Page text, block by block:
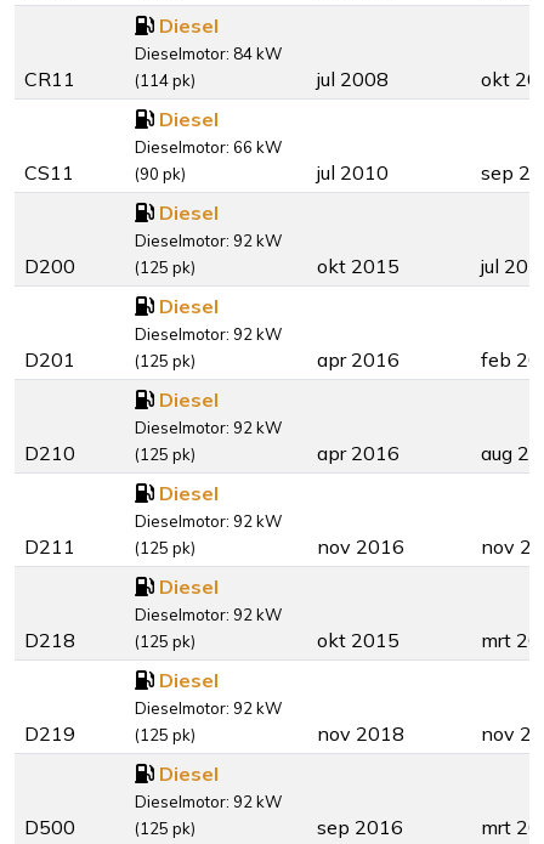
CR11
Diesel
Dieselmotor: 84 kW
(114 pk)
jul 2008 okt
CS11
Diesel
Dieselmotor: 66 kW
(90 pk)
jul 2010 sep
D200
Diesel
Dieselmotor: 92 kW
(125 pk)
okt 2015 jul
D201
Diesel
Dieselmotor: 92 kW
(125 pk)
apr 2016 feb
D210
Diesel
Dieselmotor: 92 kW
(125 pk)
apr 2016 aug
D211
Diesel
Dieselmotor: 92 kW
(125 pk)
nov 2016 nov
D218
Diesel
Dieselmotor: 92 kW
(125 pk)
okt 2015 mrt
D219
Diesel
Dieselmotor: 92 kW
(125 pk)
nov 2018 nov
D500
Diesel
Dieselmotor: 92 kW
(125 pk)
sep 2016 mrt